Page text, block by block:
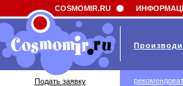
Field 'news_title' doesn't have a default value
COSMOMIR.RU
Подать заявку